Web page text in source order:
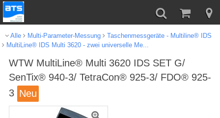
Alle Multi-Parameter-Messung
Taschenmessgeräte - Multiline® IDS
MultiLine® IDS Multi 3620 - zwei universelle Me...
WTW MultiLine® Multi 3620 IDS SET G/
SenTix® 940-3/ TetraCon® 925-3/ FDO® 925-
3 Neu